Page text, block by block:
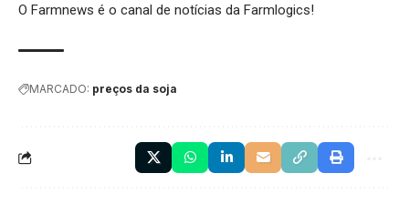
O Farmnews é o canal de notícias da Farmlogics!
MARCADO: preços da soja